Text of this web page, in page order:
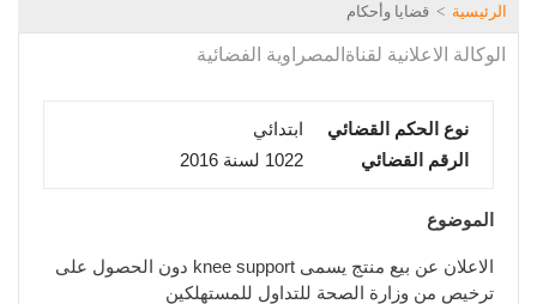
الرئيسية > قضايا وأحكام
الوكالة الاعلانية لقناةالمصراوية الفضائية
نوع الحكم القضائي
ابتدائي
الرقم القضائي
1022 لسنة 2016
الموضوع
الاعلان عن بيع منتج يسمى knee support دون الحصول على
ترخيص من وزارة الصحة للتداول للمستهلكين